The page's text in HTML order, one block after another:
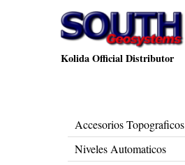
Kolida Official Distributor
Accesorios Topograficos
Niveles Automaticos